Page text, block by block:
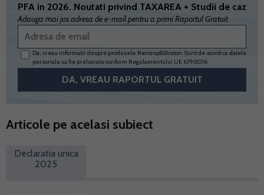
PFA in 2026. Noutati privind TAXAREA + Studii de caz
Adauga mai jos adresa de e-mail pentru a primi Raportul Gratuit
Da, vreau informatii despre produsele Rentrop&Straton. Sunt de acord ca datele
personale sa fie prelucrate conform Regulamentului UE 679/2016
Articole pe acelasi subiect
Declaratia unica
2025